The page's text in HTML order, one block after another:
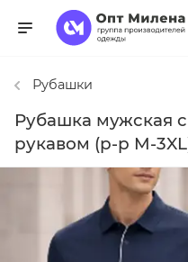
Рубашки
Рубашка мужская
рукавом (р-р M-